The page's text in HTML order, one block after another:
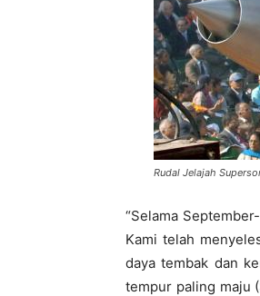
Rudal Jelajah
“Selama
Kami telah
daya tembak dan
tempur paling maju